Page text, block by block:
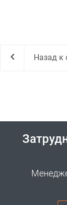
Назад к